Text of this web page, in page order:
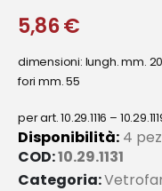
5,86€
dimensioni: lungh. mm.
fori mm. 55
per art. 10.29.1116 –
Disponibilità: 4
COD:10.29.1131
Categoria: